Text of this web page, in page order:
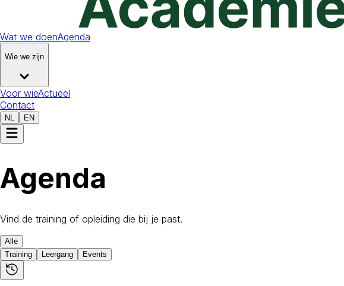
Wat we doenAgenda
Wie we zijn
Voor wieActueel
Contact
NL EN
Agenda
Vind de training of opleiding die bij je past.
Alle
Training
Leergang Events